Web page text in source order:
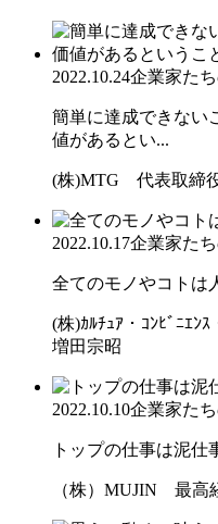
2022.10.24企業家た
簡単に達成できない
値があるとい...
(株)MTG 代表取締
2022.10.17企業家た
全てのモノやコトは
(株)ｶﾙﾁｭｱ・ｺﾝﾋﾞﾆｴ
増田宗昭
2022.10.10企業家た
トップの仕事は泥仕
（株）MUJIN 最高